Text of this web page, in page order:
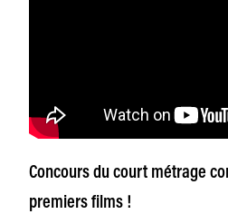
Concours du court métrage
premiers films !